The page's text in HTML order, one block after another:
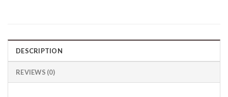
DESCRIPTION
REVIEWS (0)